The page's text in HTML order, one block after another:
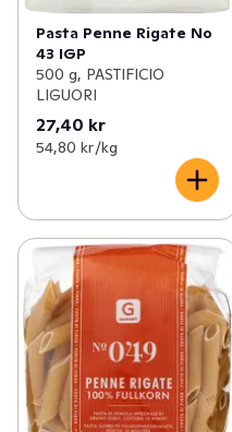
Pasta Penne Rigate No
43 IGP
500 g, PASTIFICIO
LIGUORI
27,40 kr
54,80 kr /kg